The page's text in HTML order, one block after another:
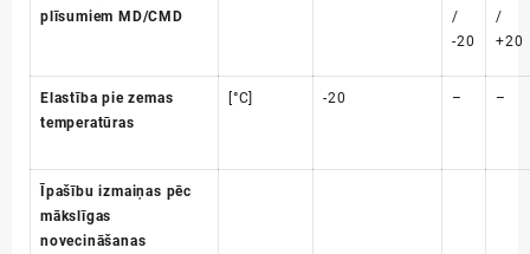
plīsumiem MD/CMD
/
-20
/
+20
Elastība pie zemas
temperatūras
[°C] -20 – –
Īpašību izmaiņas pēc
mākslīgas
novecināšanas